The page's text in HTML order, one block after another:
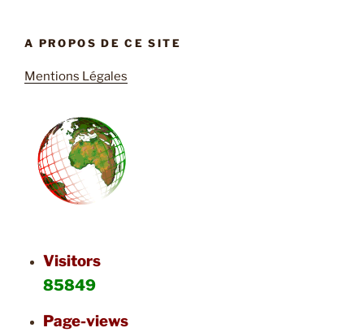
A PROPOS DE CE SITE
Mentions Légales
Visitors
85849
Page-views